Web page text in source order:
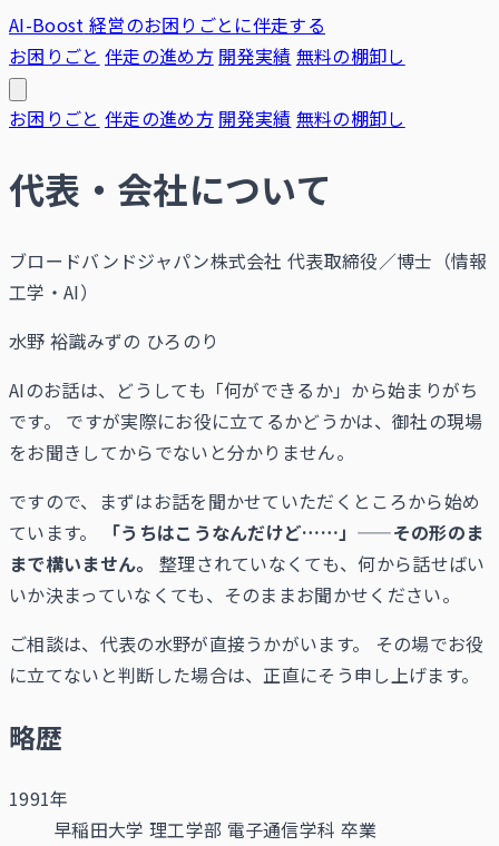
AI-Boost 経営のお困りごとに伴走する
お困りごと 伴走の進め方 開発実績 無料の棚卸し
お困りごと 伴走の進め方 開発実績 無料の棚卸し
代表・会社について
ブロードバンドジャパン株式会社 代表取締役／博士（情報
工学・AI）
水野 裕識みずの ひろのり
AIのお話は、どうしても「何ができるか」から始まりがち
です。 ですが実際にお役に立てるかどうかは、御社の現場
をお聞きしてからでないと分かりません。
ですので、まずはお話を聞かせていただくところから始め
ています。
「うちはこうなんだけど……」——その形のま
まで構いません。
整理されていなくても、何から話せばい
いか決まっていなくても、そのままお聞かせください。
ご相談は、代表の水野が直接うかがいます。 その場でお役
に立てないと判断した場合は、正直にそう申し上げます。
略歴
1991年
早稲田大学 理工学部 電子通信学科 卒業